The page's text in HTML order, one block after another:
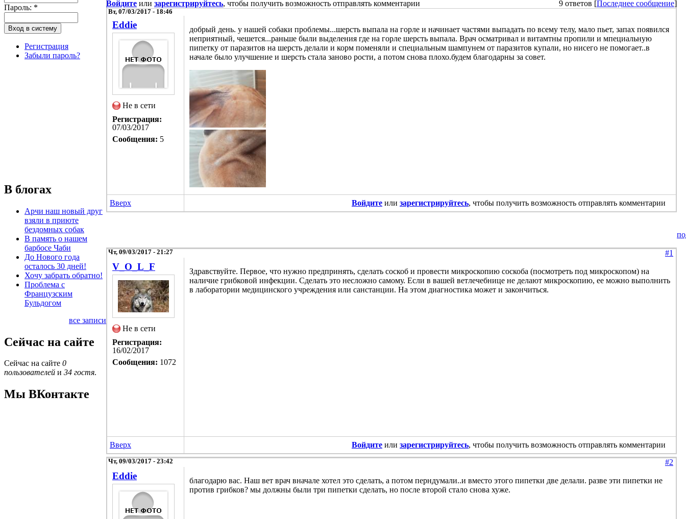
Пароль: *
Регистрация
Забыли пароль?
В блогах
Арчи наш новый друг
взяли в приюте
бездомных собак
В память о нашем
барбосе Чаби
До Нового года
осталось 30 дней!
Хочу забрать обратно!
Проблема с
Французским
Бульдогом
все записи
Сейчас на сайте
Сейчас на сайте 0
пользователей и 34 гостя.
Мы ВКонтакте
Войдите или зарегистрируйтесь, чтобы получить возможность отправлять комментарии 9 ответов [Последнее сообщение]
Вт, 07/03/2017 - 18:46
Eddie
Не в сети
Регистрация:
07/03/2017
Сообщения: 5
добрый день. у нашей собаки проблемы...шерсть выпала на горле и начинает частями выпадать по всему телу, мало пьет, запах появился
неприятный, чешется...раньше были выделения где на горле шерсть выпала. Врач осматривал и витамтны пропили и мпециальную
пипетку от паразитов на шерсть делали и корм поменяли и специальным шампунем от паразитов купали, но нисего не помогает..в
начале было улучшение и шерсть стала заново рости, а потом снова плохо.будем благодарны за совет.
Вверх Войдите или зарегистрируйтесь, чтобы получить возможность отправлять комментарии
Чт, 09/03/2017 - 21:27 #1
V_O_L_F
Не в сети
Регистрация:
16/02/2017
Сообщения: 1072
Здравствуйте. Первое, что нужно предпринять, сделать соскоб и провести микроскопию соскоба (посмотреть под микроскопом) на
наличие грибковой инфекции. Сделать это несложно самому. Если в вашей ветлечебнице не делают микроскопию, ее можно выполнить
в лаборатории медицинского учреждения или санстанции. На этом диагностика может и закончиться.
Вверх Войдите или зарегистрируйтесь, чтобы получить возможность отправлять комментарии
Чт, 09/03/2017 - 23:42 #2
Eddie
благодарю вас. Наш вет врач вначале хотел это сделать, а потом перндумали..и вместо этого пипетки две делали. разве эти пипетки не
против грибков? мы должны были три пипетки сделать, но после второй стало снова хуже.